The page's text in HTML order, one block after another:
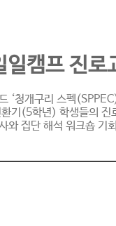
일캠프 진로
‘청개구리 스펙
기(5학년) 학생들의 진
와 집단 해석 워크숍 기